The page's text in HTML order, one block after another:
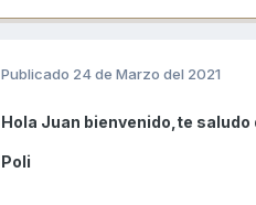
Publicado 24 de Marzo del 2021
Hola Juan bienvenido,te saludo
Poli